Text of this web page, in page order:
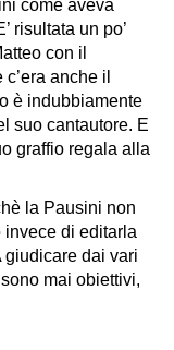
come aveva
risultata un po’
con il
anche il
è indubbiamente
suo cantautore. E
graffio regala alla
la Pausini non
invece di editarla
giudicare dai vari
mai obiettivi,